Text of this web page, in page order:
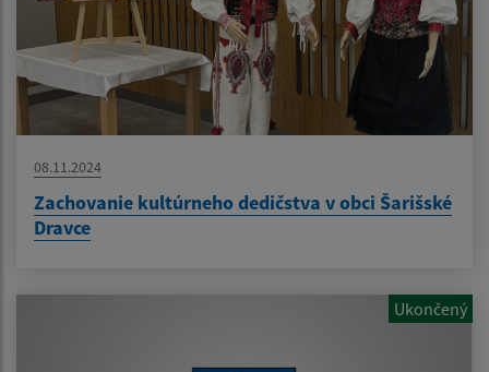
08.11.2024
Zachovanie kultúrneho dedičstva v obci Šarišské
Dravce
Ukončený